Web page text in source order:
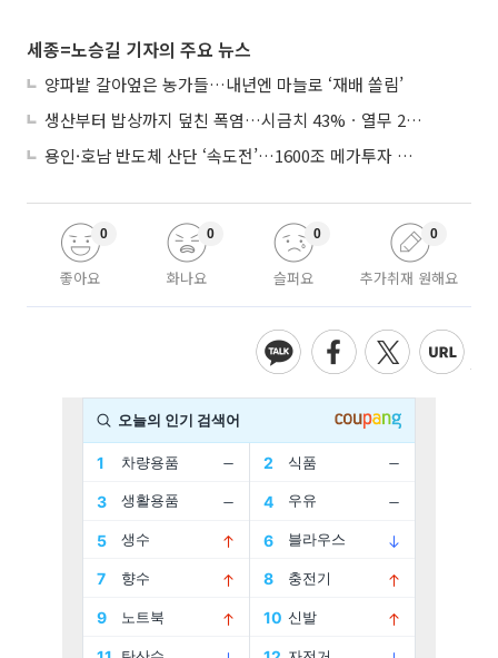
세종=노승길 기자의 주요 뉴스
양파밭 갈아엎은 농가들…내년엔 마늘로 ‘재배 쏠림’
생산부터 밥상까지 덮친 폭염…시금치 43%ㆍ열무 28% 급등
용인·호남 반도체 산단 ‘속도전’…1600조 메가투자 이행 총력
좋아요
0
화나요
0
슬퍼요
0
추가취재 원해요
0